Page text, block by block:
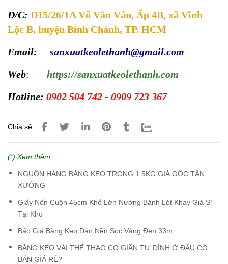
Đ/C: D15/26/1A Võ Văn Vân, Ấp 4B, xã Vĩnh
Lộc B, huyện Bình Chánh, TP. HCM
Email: sanxuatkeolethanh@gmail.com
Web: https://sanxuatkeolethanh.com
Hotline: 0902 504 742 - 0909 723 367
Chia sẻ:
(*) Xem thêm
NGUỒN HÀNG BĂNG KEO TRONG 1.5KG GIÁ GỐC TẬN
XƯỞNG
Giấy Nến Cuộn 45cm Khổ Lớn Nướng Bánh Lót Khay Giá Sỉ
Tại Kho
Báo Giá Băng Keo Dán Nền Sọc Vàng Đen 33m
BĂNG KEO VẢI THỂ THAO CO GIÃN TỰ DÍNH Ở ĐÂU CÓ
BÁN GIÁ RẺ?